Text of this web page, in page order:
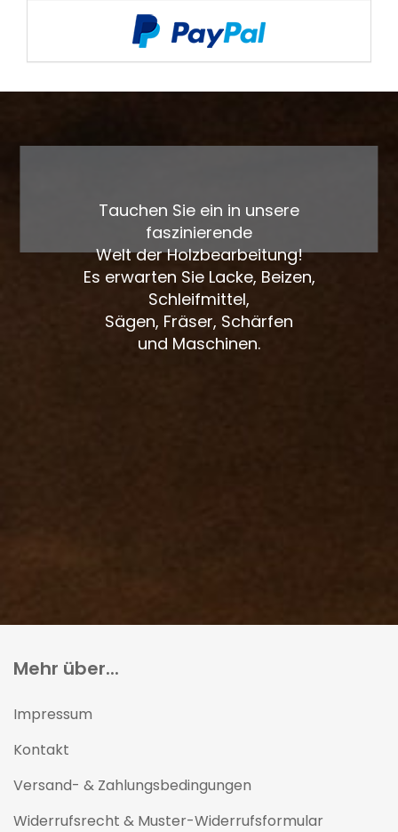
Tauchen Sie ein in unsere
faszinierende
Welt der Holzbearbeitung!
Es erwarten Sie Lacke, Beizen,
Schleifmittel,
Sägen, Fräser, Schärfen
und Maschinen.
Mehr über...
Impressum
Kontakt
Versand- & Zahlungsbedingungen
Widerrufsrecht & Muster-Widerrufsformular